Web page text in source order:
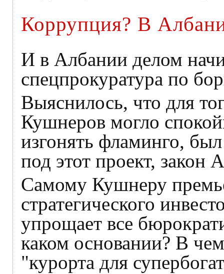
Коррупция? В
И в Албании делом
спецпрокуратура по
Выяснилось, что для
Кушнеров могло
изгонять фламинго,
под этот проект, закон
Самому Кушнеру
стратегического
упрощает все
каком основании? В чем
"курорта для